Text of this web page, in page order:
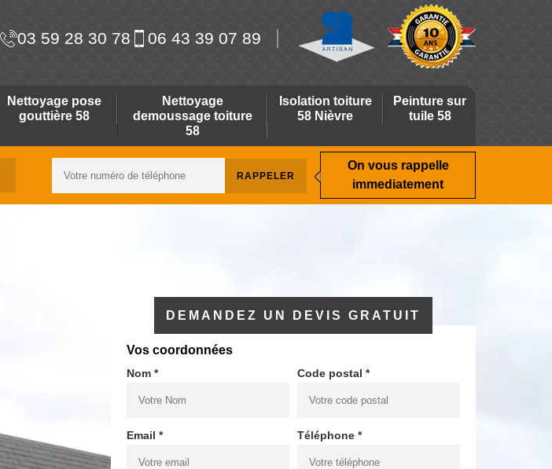
03 59 28 30 78 06 43 39 07 89
Nettoyage pose
gouttière 58
Nettoyage
demoussage toiture
58
Isolation toiture
58 Nièvre
Peinture sur
tuile 58
On vous rappelle
immediatement
DEMANDEZ UN DEVIS GRATUIT
Vos coordonnées
Nom * Code postal *
Email * Téléphone *